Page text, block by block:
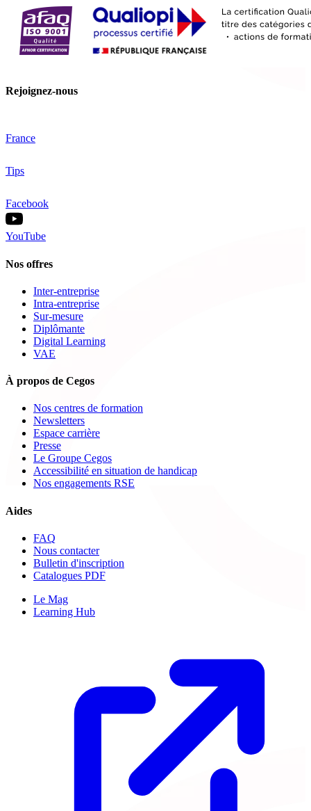
Rejoignez-nous
France
Tips
Facebook
YouTube
Nos offres
Inter-entreprise
Intra-entreprise
Sur-mesure
Diplômante
Digital Learning
VAE
À propos de Cegos
Nos centres de formation
Newsletters
Espace carrière
Presse
Le Groupe Cegos
Accessibilité en situation de handicap
Nos engagements RSE
Aides
FAQ
Nous contacter
Bulletin d'inscription
Catalogues PDF
Le Mag
Learning Hub